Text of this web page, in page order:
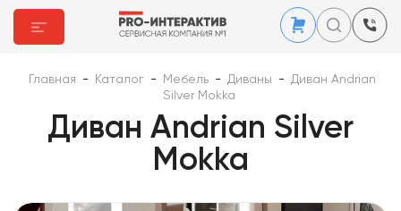
Главная - Каталог - Мебель - Диваны - Диван Andrian
Silver Mokka
Диван Andrian Silver
Mokka